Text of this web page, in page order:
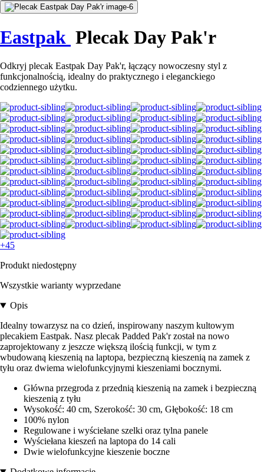
Eastpak Plecak Day Pak'r
Odkryj plecak Eastpak Day Pak'r, łączący nowoczesny styl z
funkcjonalnością, idealny do praktycznego i eleganckiego
codziennego użytku.
+45
Produkt niedostępny
Wszystkie warianty wyprzedane
Opis
Idealny towarzysz na co dzień, inspirowany naszym kultowym
plecakiem Eastpak. Nasz plecak Padded Pak'r został na nowo
zaprojektowany z jeszcze większą ilością funkcji, w tym z
wbudowaną kieszenią na laptopa, bezpieczną kieszenią na zamek z
tyłu oraz dwiema wielofunkcyjnymi kieszeniami bocznymi.
Główna przegroda z przednią kieszenią na zamek i bezpieczną
kieszenią z tyłu
Wysokość: 40 cm, Szerokość: 30 cm, Głębokość: 18 cm
100% nylon
Regulowane i wyściełane szelki oraz tylna panele
Wyściełana kieszeń na laptopa do 14 cali
Dwie wielofunkcyjne kieszenie boczne